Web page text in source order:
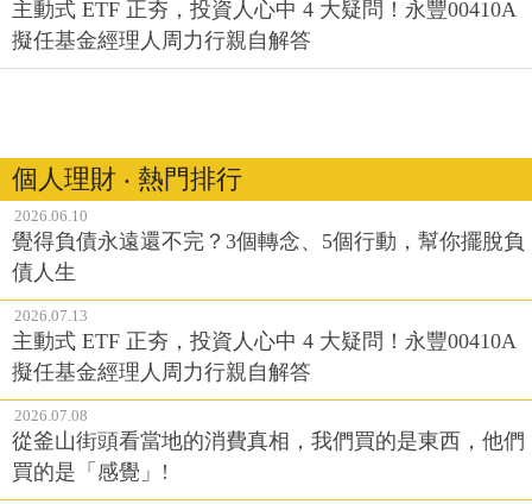
主動式 ETF 正夯，投資人心中 4 大疑問！永豐00410A
擬任基金經理人周力行親自解答
個人理財 ‧ 熱門排行
2026.06.10
覺得負債永遠還不完？3個轉念、5個行動，幫你擺脫負
債人生
2026.07.13
主動式 ETF 正夯，投資人心中 4 大疑問！永豐00410A
擬任基金經理人周力行親自解答
2026.07.08
從釜山街頭看當地的消費真相，我們買的是東西，他們
買的是「感覺」!